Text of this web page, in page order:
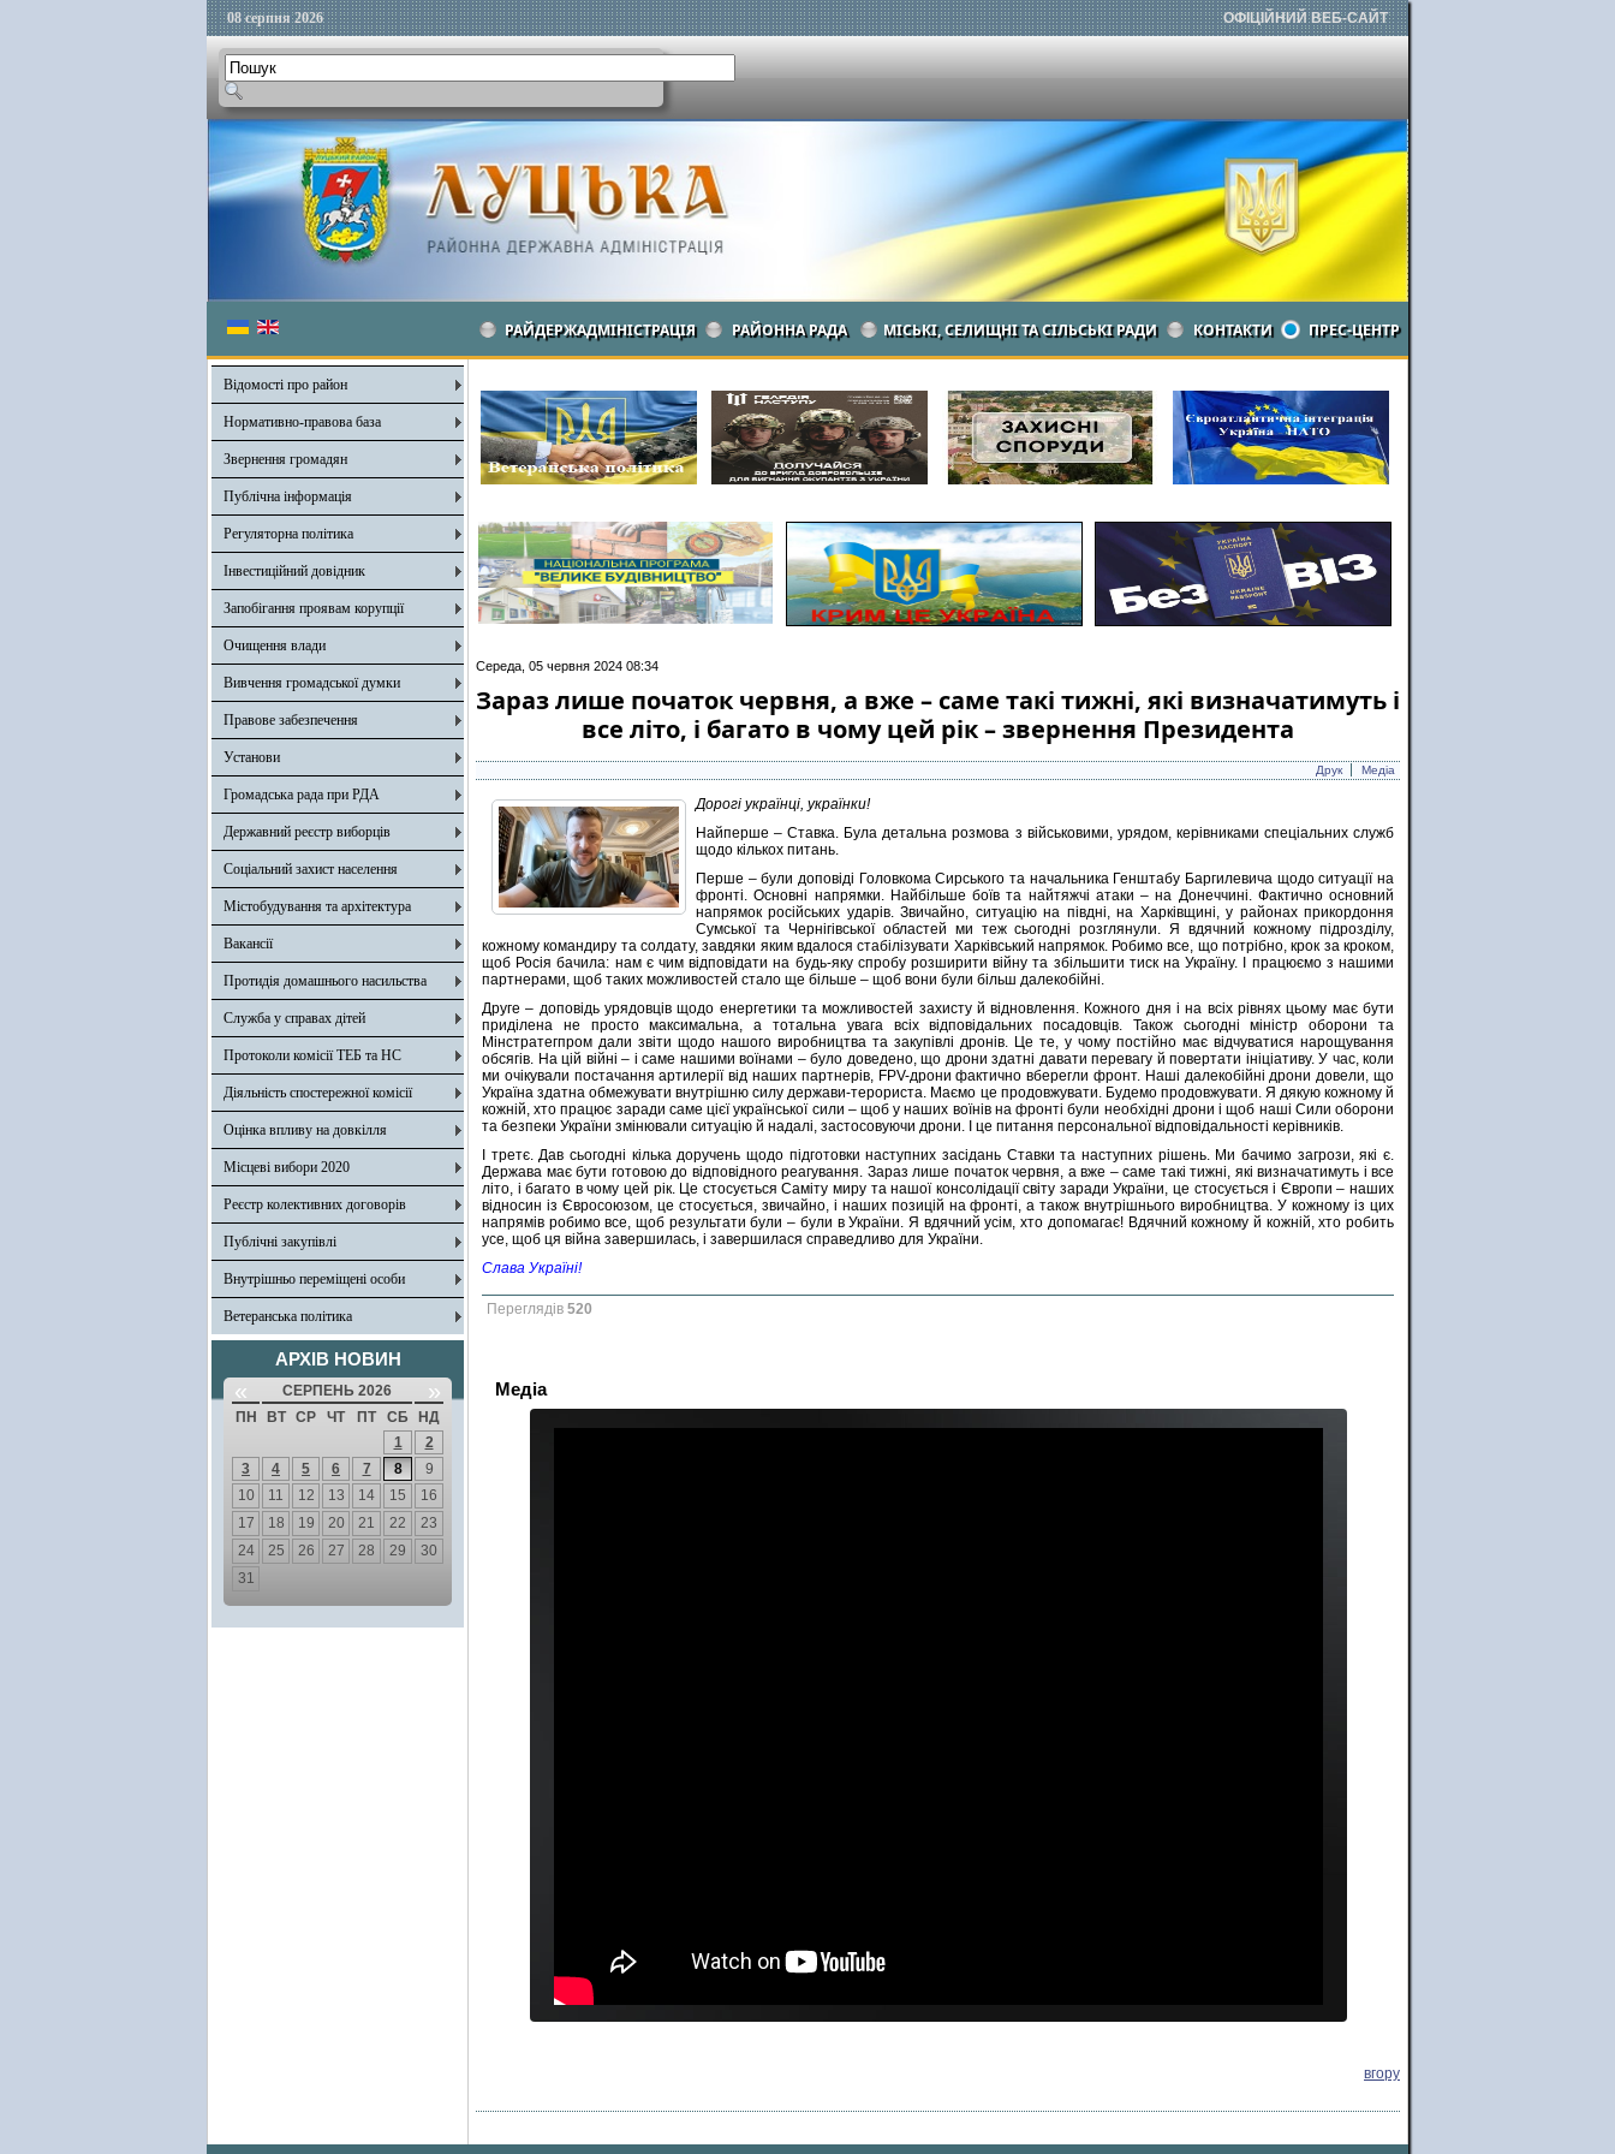
08 серпня 2026 ОФІЦІЙНИЙ ВЕБ-САЙТ
РАЙДЕРЖАДМІНІСТРАЦІЯ РАЙОННА РАДА МІСЬКІ, СЕЛИЩНІ ТА СІЛЬСЬКІ РАДИ КОНТАКТИ ПРЕС-ЦЕНТР
Відомості про район
Нормативно-правова база
Звернення громадян
Публічна інформація
Регуляторна політика
Інвестиційний довідник
Запобігання проявам корупції
Очищення влади
Вивчення громадської думки
Правове забезпечення
Установи
Громадська рада при РДА
Державний реєстр виборців
Соціальний захист населення
Містобудування та архітектура
Вакансії
Протидія домашнього насильства
Служба у справах дітей
Протоколи комісії ТЕБ та НС
Діяльність спостережної комісії
Оцінка впливу на довкілля
Місцеві вибори 2020
Реєстр колективних договорів
Публічні закупівлі
Внутрішньо переміщені особи
Ветеранська політика
АРХІВ НОВИН
« СЕРПЕНЬ 2026 »
ПН ВТ СР ЧТ ПТ СБ
НД
1
2
3
4 5 6 7 8
9
10
11 12 13 14 15
16
17
18 19 20 21 22
23
24
25 26 27 28 29
30
31
Середа, 05 червня 2024 08:34
Зараз лише початок червня, а вже – саме такі тижні, які визначатимуть і
все літо, і багато в чому цей рік – звернення Президента
Друк Медіа
Дорогі українці, українки!
Найперше – Ставка. Була детальна розмова з військовими, урядом, керівниками спеціальних служб
щодо кількох питань.
Перше – були доповіді Головкома Сирського та начальника Генштабу Баргилевича щодо ситуації на
фронті. Основні напрямки. Найбільше боїв та найтяжчі атаки – на Донеччині. Фактично основний
напрямок російських ударів. Звичайно, ситуацію на півдні, на Харківщині, у районах прикордоння
Сумської та Чернігівської областей ми теж сьогодні розглянули. Я вдячний кожному підрозділу,
кожному командиру та солдату, завдяки яким вдалося стабілізувати Харківський напрямок. Робимо все, що потрібно, крок за кроком,
щоб Росія бачила: нам є чим відповідати на будь-яку спробу розширити війну та збільшити тиск на Україну. І працюємо з нашими
партнерами, щоб таких можливостей стало ще більше – щоб вони були більш далекобійні.
Друге – доповідь урядовців щодо енергетики та можливостей захисту й відновлення. Кожного дня і на всіх рівнях цьому має бути
приділена не просто максимальна, а тотальна увага всіх відповідальних посадовців. Також сьогодні міністр оборони та
Мінстратегпром дали звіти щодо нашого виробництва та закупівлі дронів. Це те, у чому постійно має відчуватися нарощування
обсягів. На цій війні – і саме нашими воїнами – було доведено, що дрони здатні давати перевагу й повертати ініціативу. У час, коли
ми очікували постачання артилерії від наших партнерів, FPV-дрони фактично вберегли фронт. Наші далекобійні дрони довели, що
Україна здатна обмежувати внутрішню силу держави-терориста. Маємо це продовжувати. Будемо продовжувати. Я дякую кожному й
кожній, хто працює заради саме цієї української сили – щоб у наших воїнів на фронті були необхідні дрони і щоб наші Сили оборони
та безпеки України змінювали ситуацію й надалі, застосовуючи дрони. І це питання персональної відповідальності керівників.
І третє. Дав сьогодні кілька доручень щодо підготовки наступних засідань Ставки та наступних рішень. Ми бачимо загрози, які є.
Держава має бути готовою до відповідного реагування. Зараз лише початок червня, а вже – саме такі тижні, які визначатимуть і все
літо, і багато в чому цей рік. Це стосується Саміту миру та нашої консолідації світу заради України, це стосується і Європи – наших
відносин із Євросоюзом, це стосується, звичайно, і наших позицій на фронті, а також внутрішнього виробництва. У кожному із цих
напрямів робимо все, щоб результати були – були в України. Я вдячний усім, хто допомагає! Вдячний кожному й кожній, хто робить
усе, щоб ця війна завершилась, і завершилася справедливо для України.
Слава Україні!
Переглядів 520
Медіа
вгору